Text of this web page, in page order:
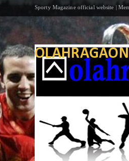
Sporty Magazine official website |